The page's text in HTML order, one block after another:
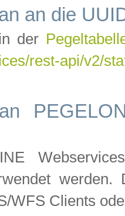
an die
der
rest-api/v2/
WFS Clients